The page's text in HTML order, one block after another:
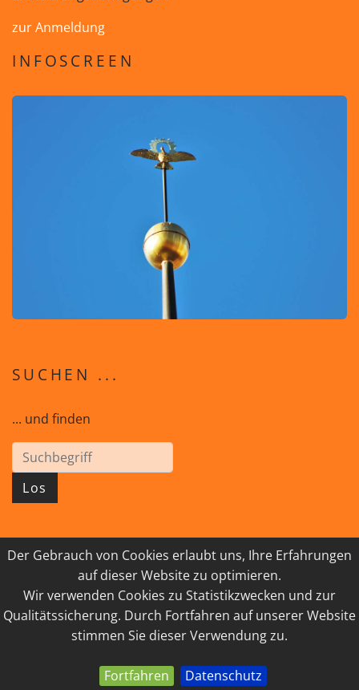
Der Gebrauch von Cookies erlaubt uns, Ihre Erfahrungen
auf dieser Website zu optimieren.
Wir verwenden Cookies zu Statistikzwecken und zur
Qualitätssicherung. Durch Fortfahren auf unserer Website
stimmen Sie dieser Verwendung zu.
Fortfahren Datenschutz
zur Anmeldung
INFOSCREEN
SUCHEN ...
... und finden
Los
© 2026 GEISTreich - Diözese Innsbruck
IMPRESSUM
LINKSAMMLUNG
DATENSCHUTZ
KONTAKT
powered by webEdition CMS